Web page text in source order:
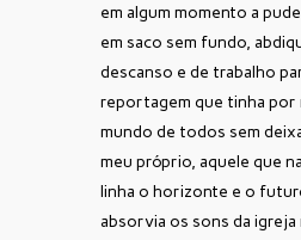
em algum momento a
em saco sem fundo,
descanso e de trabalho
reportagem que tinha por
mundo de todos sem
meu próprio, aquele que
linha o horizonte e o
absorvia os sons da igreja